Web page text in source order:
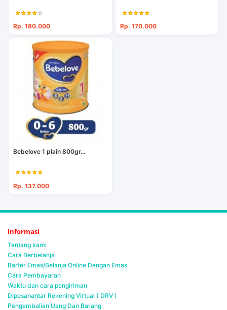
Rp. 180.000 Rp. 170.000
Bebelove 1 plain 800gr...
Rp. 137.000
Informasi
Tentang kami
Cara Berbelanja
Barter Emas/Belanja Online Dengan Emas
Cara Pembayaran
Waktu dan cara pengiriman
Dipesanantar Rekening Virtual ( DRV )
Pengembalian Uang Dan Barang